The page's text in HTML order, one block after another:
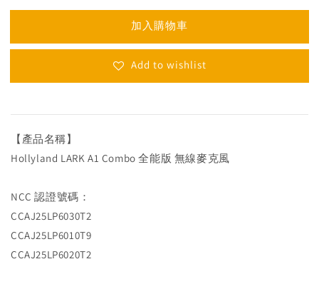
加入購物車
Add to wishlist
【產品名稱】
Hollyland LARK A1 Combo 全能版 無線麥克風
NCC 認證號碼：
CCAJ25LP6030T2
CCAJ25LP6010T9
CCAJ25LP6020T2